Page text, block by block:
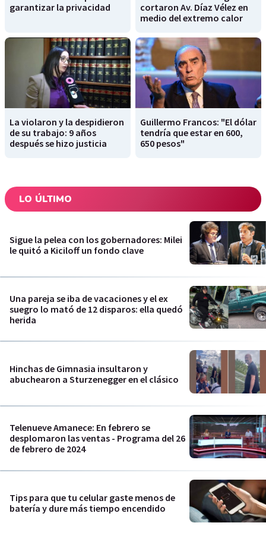
garantizar la privacidad
cortaron Av. Díaz Vélez en
medio del extremo calor
La violaron y la despidieron
de su trabajo: 9 años
después se hizo justicia
Guillermo Francos: "El dólar
tendría que estar en 600,
650 pesos"
LO ÚLTIMO
Sigue la pelea con los gobernadores: Milei
le quitó a Kiciloff un fondo clave
Una pareja se iba de vacaciones y el ex
suegro lo mató de 12 disparos: ella quedó
herida
Hinchas de Gimnasia insultaron y
abuchearon a Sturzenegger en el clásico
Telenueve Amanece: En febrero se
desplomaron las ventas - Programa del 26
de febrero de 2024
Tips para que tu celular gaste menos de
batería y dure más tiempo encendido